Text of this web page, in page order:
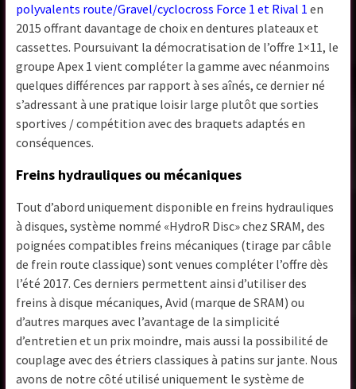
polyvalents route/Gravel/cyclocross Force 1 et Rival 1 en
2015 offrant davantage de choix en dentures plateaux et
cassettes. Poursuivant la démocratisation de l’offre 1×11, le
groupe Apex 1 vient compléter la gamme avec néanmoins
quelques différences par rapport à ses aînés, ce dernier né
s’adressant à une pratique loisir large plutôt que sorties
sportives / compétition avec des braquets adaptés en
conséquences.
Freins hydrauliques ou mécaniques
Tout d’abord uniquement disponible en freins hydrauliques
à disques, système nommé «HydroR Disc» chez SRAM, des
poignées compatibles freins mécaniques (tirage par câble
de frein route classique) sont venues compléter l’offre dès
l’été 2017. Ces derniers permettent ainsi d’utiliser des
freins à disque mécaniques, Avid (marque de SRAM) ou
d’autres marques avec l’avantage de la simplicité
d’entretien et un prix moindre, mais aussi la possibilité de
couplage avec des étriers classiques à patins sur jante. Nous
avons de notre côté utilisé uniquement le système de